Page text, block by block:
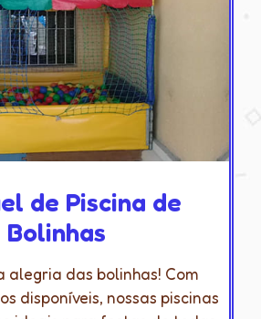
de Piscina de
Bolinhas
alegria das bolinhas! Com
disponíveis, nossas piscinas